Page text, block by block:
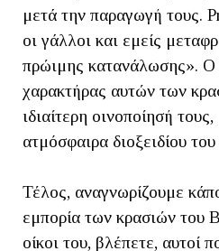
μετά την παραγωγή τους.
οι γάλλοι και εμείς
πρώιμης κατανάλωσης». Ο
χαρακτήρας αυτών των
ιδιαίτερη οινοποίησή
ατμόσφαιρα διοξειδίου
Τέλος, αναγνωρίζουμε
εμπορία των κρασιών του
οίκοι του, βλέπετε, αυτοί